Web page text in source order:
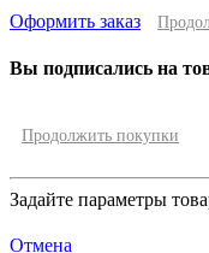
Оформить заказ
Вы подписались на
Продолжить покупки
Задайте параметры
Отмена